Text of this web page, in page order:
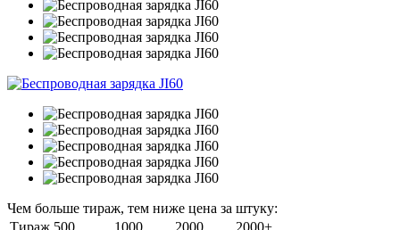
Чем больше тираж, тем ниже цена за штуку:
Тираж 500 1000 2000
2000+